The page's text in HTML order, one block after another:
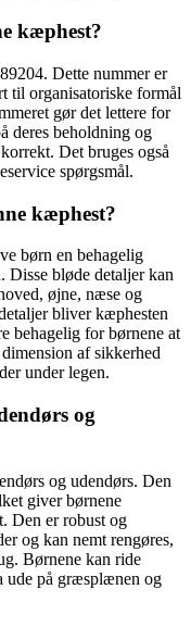
kæphest?
Dette nummer er
til organisatoriske formål
gør det lettere for
deres beholdning og
Det bruges også
spørgsmål.
kæphest?
børn en behagelig
Disse bløde detaljer kan
øjne, næse og
bliver kæphesten
behagelig for børnene at
af sikkerhed
under legen.
og
og udendørs. Den
giver børnene
Den er robust og
og kan nemt rengøres,
Børnene kan ride
ude på græsplænen og